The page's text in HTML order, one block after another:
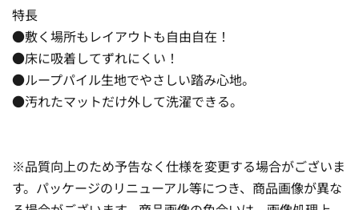
特長
●敷く場所もレイアウトも自由自在！
●床に吸着してずれにくい！
●ループパイル生地でやさしい踏み心地。
●汚れたマットだけ外して洗濯できる。
※品質向上のため予告なく仕様を変更する場合がございま
す。パッケージのリニューアル等につき、商品画像が異な